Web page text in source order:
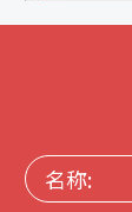
名
称: